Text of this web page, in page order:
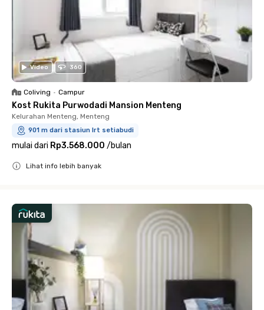
Video 360
Coliving • Campur
Kost Rukita Purwodadi Mansion Menteng
Kelurahan Menteng, Menteng
901 m dari stasiun lrt setiabudi
mulai dari Rp3.568.000 /bulan
Lihat info lebih banyak